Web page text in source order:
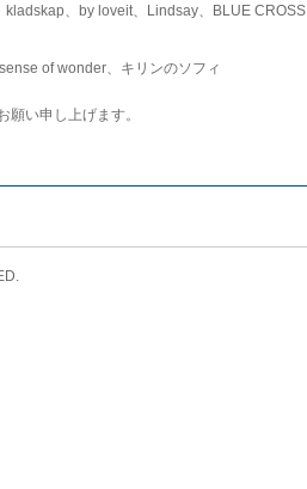
、by loveit、Lindsay、BLUE CROSS
of wonder、キリンのソフィ
い申し上げます。